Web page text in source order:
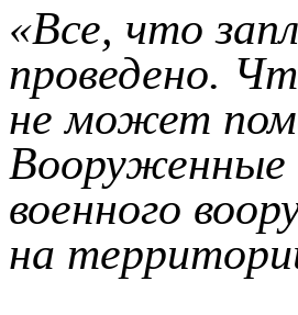
«Все, что
проведено.
не может
Вооруженные
военного
на